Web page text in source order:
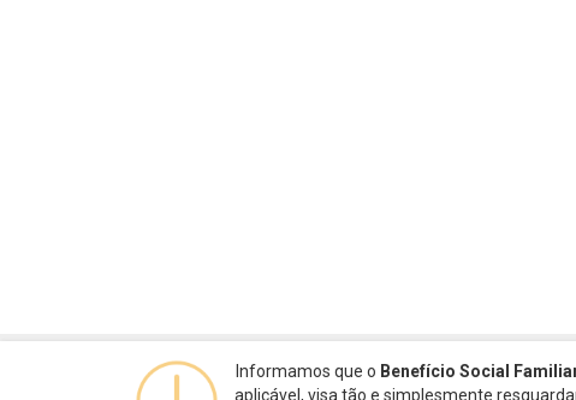
Informamos que o Benefício Social
aplicável, visa tão e simplesmente